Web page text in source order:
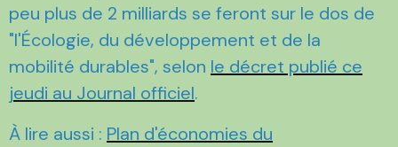
peu plus de 2 milliards se feront sur le dos de
"l'Écologie, du développement et de la
mobilité durables", selon le décret publié ce
jeudi au Journal officiel.
À lire aussi : Plan d'économies du